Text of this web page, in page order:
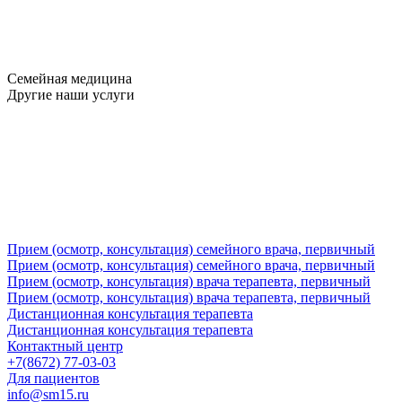
Семейная медицина
Другие наши услуги
Прием (осмотр, консультация) семейного врача, первичный
Прием (осмотр, консультация) семейного врача, первичный
Прием (осмотр, консультация) врача терапевта, первичный
Прием (осмотр, консультация) врача терапевта, первичный
Дистанционная консультация терапевта
Дистанционная консультация терапевта
Контактный центр
+7(8672) 77-03-03
Для пациентов
info@sm15.ru